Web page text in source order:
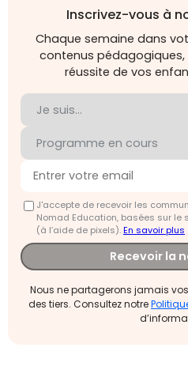
Inscrivez-vous à
Chaque semaine dans
contenus
réussite de vos
J'accepte de recevoir les
Nomad Education, basées sur le
(à l’aide de pixels).En savoir plus
Recevoir la
Nous ne partagerons jamais
des tiers. Consultez notre